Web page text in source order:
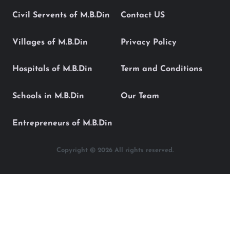
Civil Servents of M.B.Din
Villages of M.B.Din
Hospitals of M.B.Din
Schools in M.B.Din
Entrepreneurs of M.B.Din
Contact US
Privacy Policy
Term and Conditions
Our Team
Copyright © 2026 All rights reserved.